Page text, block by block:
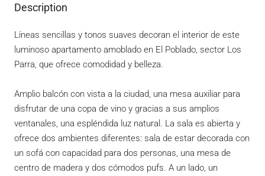
Description
Líneas sencillas y tonos suaves decoran el interior de este
luminoso apartamento amoblado en El Poblado, sector Los
Parra, que ofrece comodidad y belleza.
Amplio balcón con vista a la ciudad, una mesa auxiliar para
disfrutar de una copa de vino y gracias a sus amplios
ventanales, una espléndida luz natural. La sala es abierta y
ofrece dos ambientes diferentes: sala de estar decorada con
un sofá con capacidad para dos personas, una mesa de
centro de madera y dos cómodos pufs. A un lado, un